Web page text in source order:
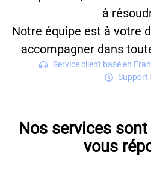
à
Notre équipe est à votre
accompagner dans
Service client basé en
Support
Nos services
vous